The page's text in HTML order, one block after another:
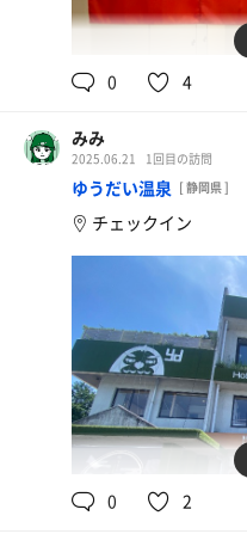
0 4
みみ
2025.06.21 1回目の訪問
ゆうだい温泉 [ 静岡県 ]
チェックイン
0 2